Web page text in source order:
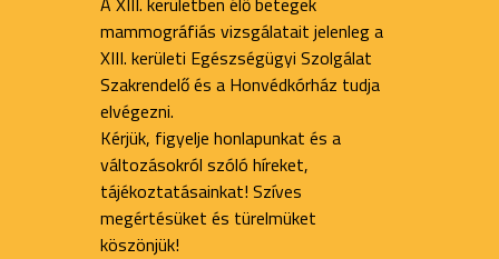
mammográfiás vizsgálatait jelenleg a
XIII. kerületi Egészségügyi Szolgálat
Szakrendelő és a Honvédkórház tudja
elvégezni.
Kérjük, figyelje honlapunkat és a
változásokról szóló híreket,
tájékoztatásainkat! Szíves
megértésüket és türelmüket
köszönjük!